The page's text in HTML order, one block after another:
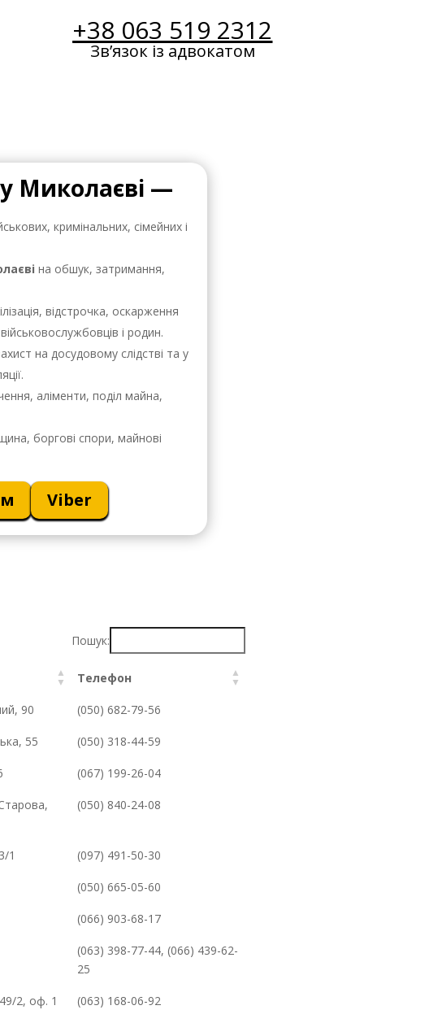
+38 063 519 2312
Звʼязок із адвокатом
Миколаєві —
кримінальних, сімейних і
на обшук, затримання,
відстрочка, оскарження
і родин.
на досудовому слідстві та у
аліменти, поділ майна,
боргові спори, майнові
Viber
Пошук:
Телефон
90 (050) 682-79-56
55 (050) 318-44-59
(067) 199-26-04
(050) 840-24-08
1 (097) 491-50-30
(050) 665-05-60
(066) 903-68-17
(063) 398-77-44, (066) 439-62-
25
2, оф. 1 (063) 168-06-92